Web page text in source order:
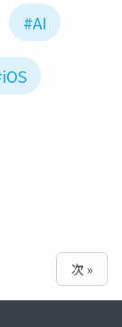
#AI
次 »